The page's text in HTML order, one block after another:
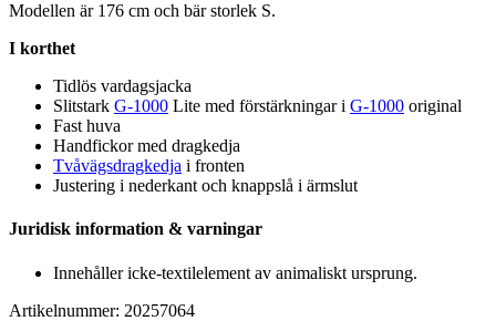
Modellen är 176 cm och bär storlek S.
I korthet
Tidlös vardagsjacka
Slitstark G-1000 Lite med förstärkningar i G-1000 original
Fast huva
Handfickor med dragkedja
Tvåvägsdragkedja i fronten
Justering i nederkant och knappslå i ärmslut
Juridisk information & varningar
Innehåller icke-textilelement av animaliskt ursprung.
Artikelnummer: 20257064